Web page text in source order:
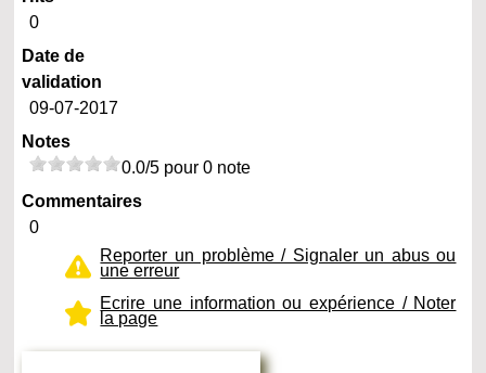
0
Date de
validation
09-07-2017
Notes
0.0/5 pour 0 note
Commentaires
0
Reporter un problème / Signaler un abus ou
une erreur
Ecrire une information ou expérience / Noter
la page